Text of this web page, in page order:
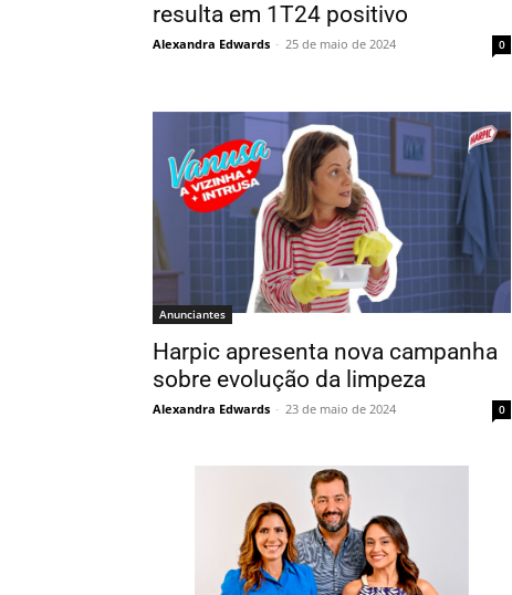
resulta em 1T24 positivo
Alexandra Edwards - 25 de maio de 2024 0
Anunciantes
Harpic apresenta nova campanha
sobre evolução da limpeza
Alexandra Edwards - 23 de maio de 2024 0